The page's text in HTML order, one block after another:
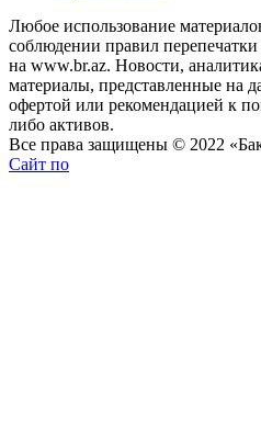
Любое использование
соблюдении правил
на www.br.az. Новости,
материалы, представленные на
офертой или рекомендацией к
либо активов.
Все права защищены © 2022
Сайт по